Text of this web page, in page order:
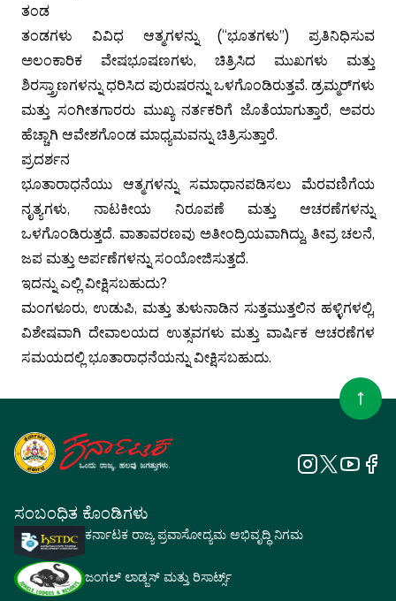
ತಂಡ
ತಂಡಗಳು ವಿವಿಧ ಆತ್ಮಗಳನ್ನು (“ಭೂತಗಳು”) ಪ್ರತಿನಿಧಿಸುವ
ಅಲಂಕಾರಿಕ ವೇಷಭೂಷಣಗಳು, ಚಿತ್ರಿಸಿದ ಮುಖಗಳು ಮತ್ತು
ಶಿರಸ್ತ್ರಾಣಗಳನ್ನು ಧರಿಸಿದ ಪುರುಷರನ್ನು ಒಳಗೊಂಡಿರುತ್ತವೆ. ಡ್ರಮ್ಮರ್‌ಗಳು
ಮತ್ತು ಸಂಗೀತಗಾರರು ಮುಖ್ಯ ನರ್ತಕರಿಗೆ ಜೊತೆಯಾಗುತ್ತಾರೆ, ಅವರು
ಹೆಚ್ಚಾಗಿ ಆವೇಶಗೊಂಡ ಮಾಧ್ಯಮವನ್ನು ಚಿತ್ರಿಸುತ್ತಾರೆ.
ಪ್ರದರ್ಶನ
ಭೂತಾರಾಧನೆಯು ಆತ್ಮಗಳನ್ನು ಸಮಾಧಾನಪಡಿಸಲು ಮೆರವಣಿಗೆಯ
ನೃತ್ಯಗಳು, ನಾಟಕೀಯ ನಿರೂಪಣೆ ಮತ್ತು ಆಚರಣೆಗಳನ್ನು
ಒಳಗೊಂಡಿರುತ್ತದೆ. ವಾತಾವರಣವು ಅತೀಂದ್ರಿಯವಾಗಿದ್ದು, ತೀವ್ರ ಚಲನೆ,
ಜಪ ಮತ್ತು ಅರ್ಪಣೆಗಳನ್ನು ಸಂಯೋಜಿಸುತ್ತದೆ.
ಇದನ್ನು ಎಲ್ಲಿ ವೀಕ್ಷಿಸಬಹುದು?
ಮಂಗಳೂರು, ಉಡುಪಿ, ಮತ್ತು ತುಳುನಾಡಿನ ಸುತ್ತಮುತ್ತಲಿನ ಹಳ್ಳಿಗಳಲ್ಲಿ,
ವಿಶೇಷವಾಗಿ ದೇವಾಲಯದ ಉತ್ಸವಗಳು ಮತ್ತು ವಾರ್ಷಿಕ ಆಚರಣೆಗಳ
ಸಮಯದಲ್ಲಿ ಭೂತಾರಾಧನೆಯನ್ನು ವೀಕ್ಷಿಸಬಹುದು.
ಸಂಬಂಧಿತ ಕೊಂಡಿಗಳು
ಕರ್ನಾಟಕ ರಾಜ್ಯ ಪ್ರವಾಸೋದ್ಯಮ ಅಭಿವೃದ್ಧಿ ನಿಗಮ
ಜಂಗಲ್ ಲಾಡ್ಜಸ್ ಮತ್ತು ರಿಸಾರ್ಟ್ಸ್